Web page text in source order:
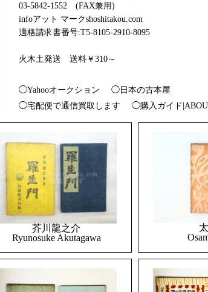
03-5842-1552 (FAX兼用)
infoアット マークshoshitakou.com
適格請求書番号:T5-8105-2910-8095
火木土発送 送料￥310～
◯Yahooオークション
◯日本の古本屋
◯宅配便で通信買取します
◯購入ガイド
芥川龍之介
Ryunosuke Akutagawa